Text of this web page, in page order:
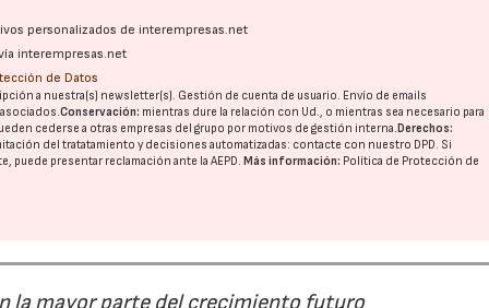
personalizados de interempresas.net
interempresas.net
de Datos
a nuestra(s) newsletter(s). Gestión de cuenta de usuario. Envío de emails
Conservación: mientras dure la relación con Ud., o mientras sea necesario para
cederse a otras empresas del grupo por motivos de gestión interna.Derechos:
del tratatamiento y decisiones automatizadas: contacte con nuestro DPD. Si
puede presentar reclamación ante laAEPD.Más información: Política de Protección de
la mayor parte del crecimiento futuro